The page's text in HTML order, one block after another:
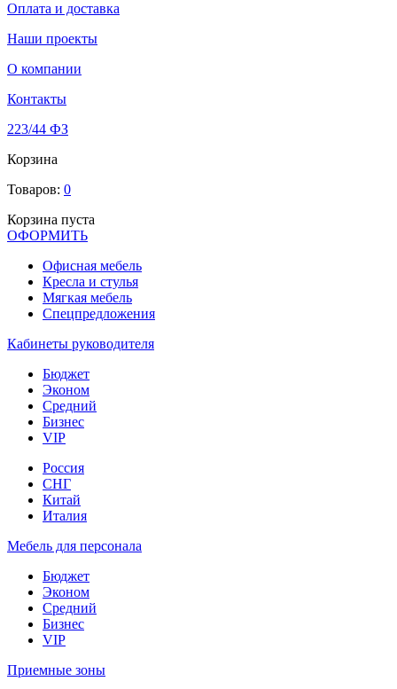
Оплата и доставка
Наши проекты
О компании
Контакты
223/44 ФЗ
Корзина
Товаров: 0
Корзина пуста
ОФОРМИТЬ
Офиcная мебель
Кресла и стулья
Мягкая мебель
Спецпредложения
Кабинеты руководителя
Бюджет
Эконом
Средний
Бизнес
VIP
Россия
СНГ
Китай
Италия
Мебель для персонала
Бюджет
Эконом
Средний
Бизнес
VIP
Приемные зоны